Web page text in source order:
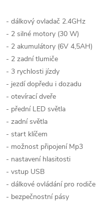
- dálkový ovladač 2.4GHz
- 2 silné motory (30 W)
- 2 akumulátory (6V 4,5AH)
- 2 zadní tlumiče
- 3 rychlosti jízdy
- jezdí dopředu i dozadu
- otevírací dveře
- přední LED světla
- zadní světla
- start klíčem
- možnost připojení Mp3
- nastavení hlasitosti
- vstup USB
- dálkové ovládání pro rodiče
- bezpečnostní pásy